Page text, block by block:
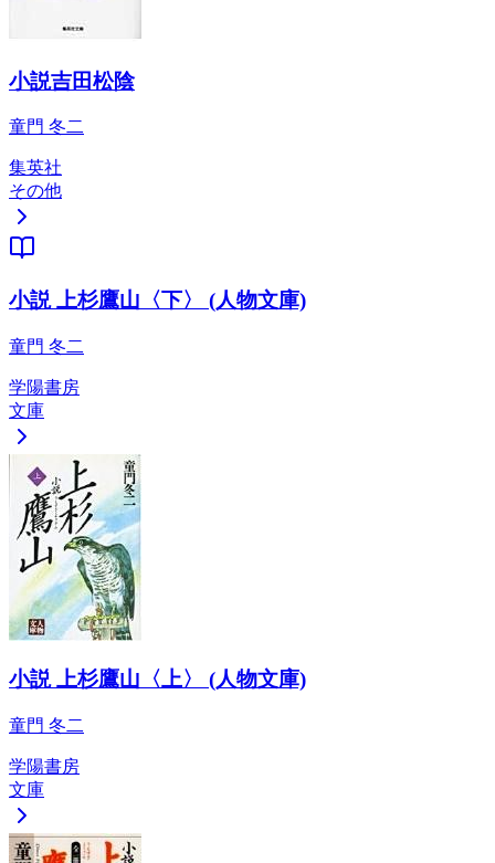
小説吉田松陰
童門 冬二
集英社
その他
小説 上杉鷹山〈下〉 (人物文庫)
童門 冬二
学陽書房
文庫
小説 上杉鷹山〈上〉 (人物文庫)
童門 冬二
学陽書房
文庫